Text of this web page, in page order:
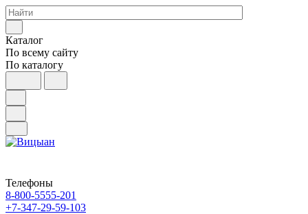
Каталог
По всему сайту
По каталогу
Телефоны
8-800-5555-201
+7-347-29-59-103